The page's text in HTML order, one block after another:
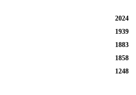
2024
1939
1883
1858
1248